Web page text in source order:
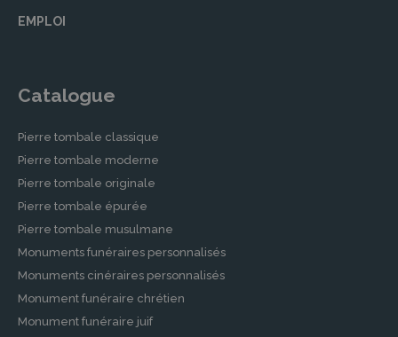
EMPLOI
Catalogue
Pierre tombale classique
Pierre tombale moderne
Pierre tombale originale
Pierre tombale épurée
Pierre tombale musulmane
Monuments funéraires personnalisés
Monuments cinéraires personnalisés
Monument funéraire chrétien
Monument funéraire juif